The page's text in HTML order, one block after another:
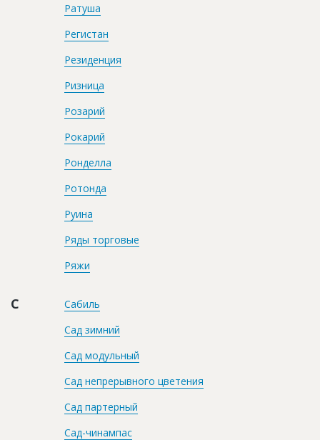
Ратуша
Регистан
Резиденция
Ризница
Розарий
Рокарий
Ронделла
Ротонда
Руина
Ряды торговые
Ряжи
С
Сабиль
Сад зимний
Сад модульный
Сад непрерывного цветения
Сад партерный
Сад-чинампас